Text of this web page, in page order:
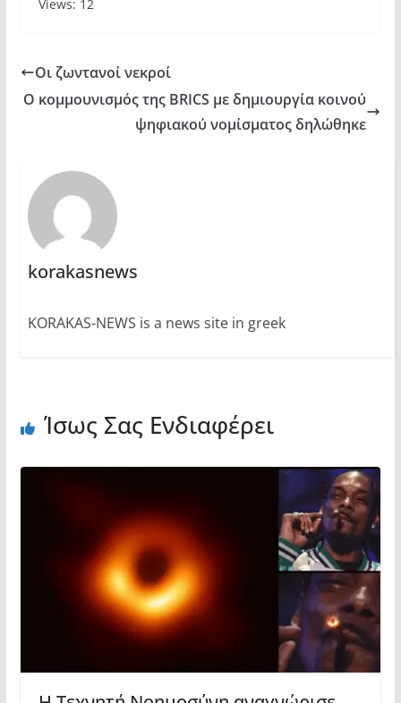
Views: 12
Οι ζωντανοί νεκροί
Ο κομμουνισμός της BRICS με δημιουργία κοινού
ψηφιακού νομίσματος δηλώθηκε
korakasnews
KORAKAS-NEWS is a news site in greek
Ίσως Σας Ενδιαφέρει